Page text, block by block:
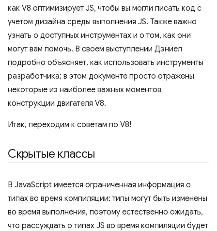
как V8 оптимизирует JS, чтобы вы могли писать код с
учетом дизайна среды выполнения JS. Также важно
узнать о доступных инструментах и ​​о том, как они
могут вам помочь. В своем выступлении Дэниел
подробно объясняет, как использовать инструменты
разработчика; в этом документе просто отражены
некоторые из наиболее важных моментов
конструкции двигателя V8.
Итак, переходим к советам по V8!
Скрытые классы
В JavaScript имеется ограниченная информация о
типах во время компиляции: типы могут быть изменены
во время выполнения, поэтому естественно ожидать,
что рассуждать о типах JS во время компиляции будет